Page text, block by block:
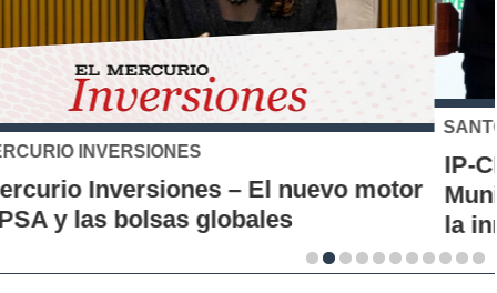
SANTO TOMÁS
IP-CFT Santo Tomás y Red de Hubs
Municipales firman alianza para impulsar
la innovación en los territorios